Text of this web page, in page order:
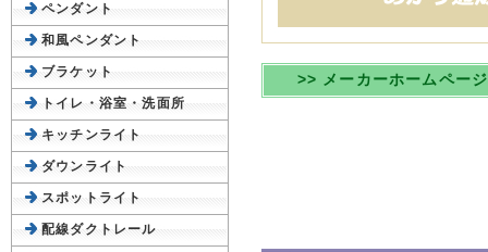
>> メーカーホームペー
ペンダント
和風ペンダント
ブラケット
トイレ・浴室・洗面所
キッチンライト
ダウンライト
スポットライト
配線ダクトレール